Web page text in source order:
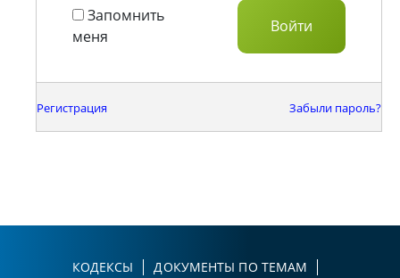
Запомнить
меня
Регистрация Забыли пароль?
КОДЕКСЫ
ДОКУМЕНТЫ ПО ТЕМАМ